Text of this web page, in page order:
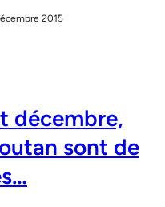
2015
décembre,
sont de